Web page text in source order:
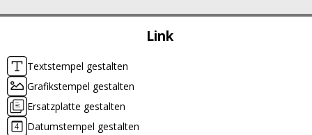
Link
Textstempel gestalten
Grafikstempel gestalten
Ersatzplatte gestalten
Datumstempel gestalten